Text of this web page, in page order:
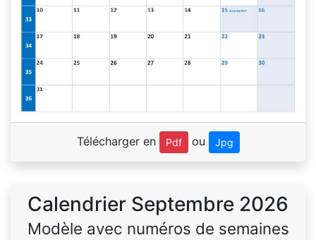
Télécharger en Pdf ou Jpg
Calendrier Septembre 2026
Modèle avec numéros de semaines